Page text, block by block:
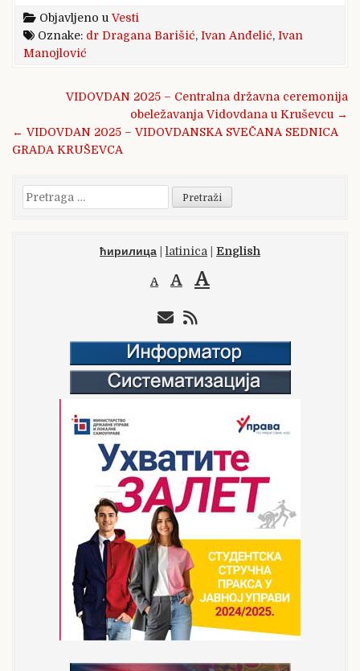
c
e
b
o
k
it
te
ar
e
Objavljeno u Vesti
Oznake: dr Dragana Barišić, Ivan Anđelić, Ivan
Manojlović
KretanjeVIDOVDAN 2025 – Centralna državna ceremonija
obeležavanja Vidovdana u Kruševcu →
← VIDOVDAN 2025 – VIDOVDANSKA SVEČANA SEDNICA
GRADA KRUŠEVCA
Pretraga
za:
ћирилица latinica English
A A A